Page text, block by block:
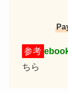
参考
ちら